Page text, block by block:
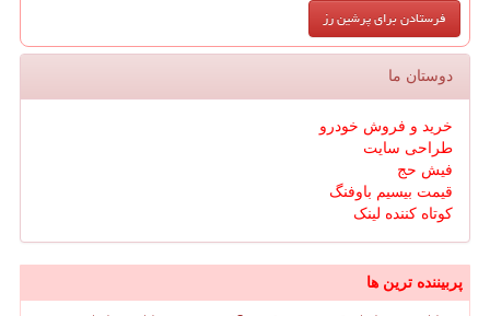
دوستان ما
خرید و فروش خودرو
طراحی سایت
فیش حج
قیمت بیسیم باوفنگ
کوتاه کننده لینک
پربیننده ترین ها